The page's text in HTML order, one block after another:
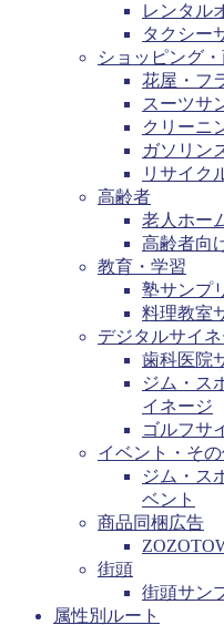
レンタル
タクシー
ショッピング
花屋・フ
スーツサ
クリーニ
ガソリン
リサイク
高齢者
老人ホー
高齢者向
教育・学習
塾サンプ
料理教室
デジタルサイ
歯科医院
ジム・ス
イネージ
ゴルフサ
イベント・そ
ジム・ス
ベント
商品同梱広告
街頭
街頭サン
属性別ルート